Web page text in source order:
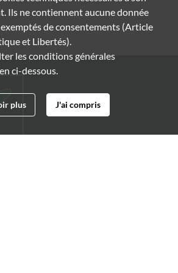
Ils ne contiennent aucune donnée
de consentements (Article
et Libertés).
les conditions générales
ci-dessous.
plus J'ai compris